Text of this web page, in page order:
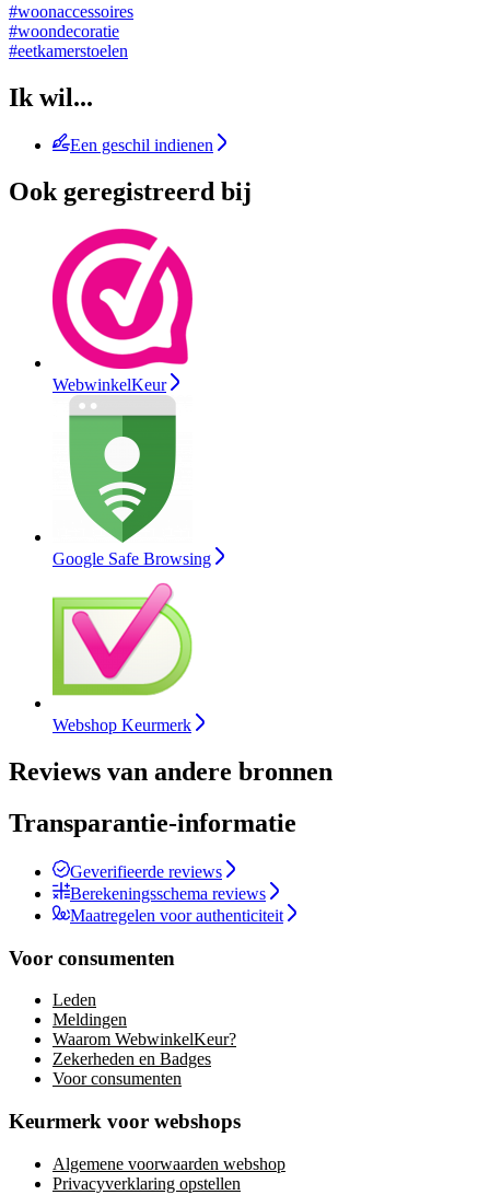
#woonaccessoires
#woondecoratie
#eetkamerstoelen
Ik wil...
Een geschil indienen
Ook geregistreerd bij
WebwinkelKeur
Google Safe Browsing
Webshop Keurmerk
Reviews van andere bronnen
Transparantie-informatie
Geverifieerde reviews
Berekeningsschema reviews
Maatregelen voor authenticiteit
Voor consumenten
Leden
Meldingen
Waarom WebwinkelKeur?
Zekerheden en Badges
Voor consumenten
Keurmerk voor webshops
Algemene voorwaarden webshop
Privacyverklaring opstellen